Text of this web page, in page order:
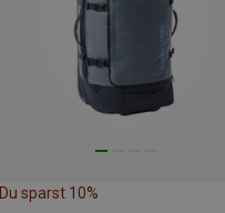
Du sparst 10%